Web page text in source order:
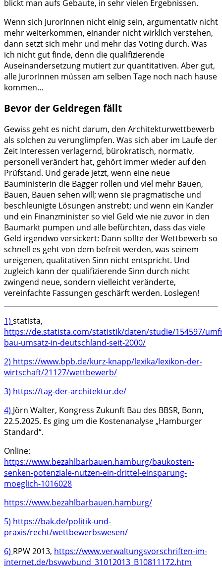
blickt man aufs Gebaute, in sehr vielen Ergebnissen.
Wenn sich JurorInnen nicht einig sein, argumentativ nicht
mehr weiterkommen, einander nicht wirklich verstehen,
dann setzt sich mehr und mehr das Voting durch. Was
ich nicht gut finde, denn die qualifizierende
Auseinandersetzung mutiert zur quantitativen. Aber gut,
alle JurorInnen müssen am selben Tage noch nach hause
kommen…
Bevor der Geldregen fällt
Gewiss geht es nicht darum, den Architekturwettbewerb
als solchen zu verunglimpfen. Was sich aber im Laufe der
Zeit Interessen verlagernd, bürokratisch, normativ,
personell verändert hat, gehört immer wieder auf den
Prüfstand. Und gerade jetzt, wenn eine neue
Bauministerin die Bagger rollen und viel mehr Bauen,
Bauen, Bauen sehen will; wenn sie pragmatische und
beschleunigte Lösungen anstrebt; und wenn ein Kanzler
und ein Finanzminister so viel Geld wie nie zuvor in den
Baumarkt pumpen und alle befürchten, dass das viele
Geld irgendwo versickert: Dann sollte der Wettbewerb so
schnell es geht von dem befreit werden, was seinem
ureigenen, qualitativen Sinn nicht entspricht. Und
zugleich kann der qualifizierende Sinn durch nicht
zwingend neue, sondern vielleicht veränderte,
vereinfachte Fassungen geschärft werden. Loslegen!
1) statista,
https://de.statista.com/statistik/daten/studie/154597/
bau-umsatz-in-deutschland-seit-2000/
2) https://www.bpb.de/kurz-knapp/lexika/lexikon-der-
wirtschaft/21127/wettbewerb/
3) https://tag-der-architektur.de/
4) Jörn Walter, Kongress Zukunft Bau des BBSR, Bonn,
22.5.2025. Es ging um die Kostenanalyse „Hamburger
Standard“.
Online:
https://www.bezahlbarbauen.hamburg/baukosten-
senken-potenziale-nutzen-ein-drittel-einsparung-
moeglich-1016028
https://www.bezahlbarbauen.hamburg/
5) https://bak.de/politik-und-
praxis/recht/wettbewerbswesen/
6) RPW 2013, https://www.verwaltungsvorschriften-im-
internet.de/bsvwvbund_31012013_B10811172.htm